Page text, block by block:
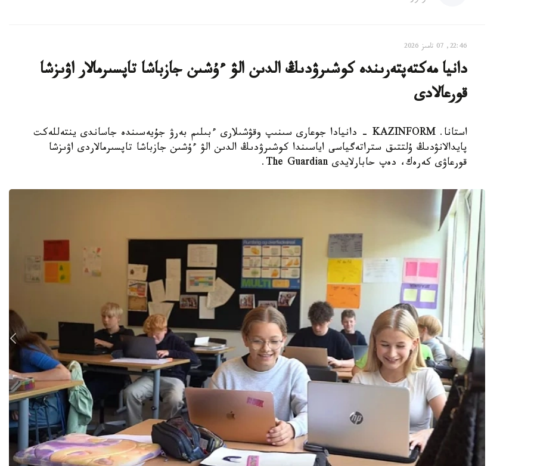
22:46, 07 تامىز 2026
دانيا مەكتەپتەرىندە كوشىرۋدىڭ الدىن الۋ ءۇشىن جازباشا تاپسىرمالار اۋىزشا
قورعالادى
استانا. KAZINFORM - دانيادا جوعارى سىنىپ وقۋشىلارى ءبىلىم بەرۋ جۇيەسىندە جاساندى ينتەللەكت
پايدالانۋدىڭ ۇلتتىق ستراتەگياسى اياسىندا كوشىرۋدىڭ الدىن الۋ ءۇشىن جازباشا تاپسىرمالاردى اۋىزشا
قورعاۋى كەرەك، دەپ حابارلايدى The Guardian.